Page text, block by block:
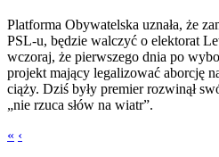
Platforma Obywatelska uznała, że
PSL-u, będzie walczyć o elektorat
wczoraj, że pierwszego dnia po
projekt mający legalizować aborcję
ciąży. Dziś były premier rozwinął
„nie rzuca słów na wiatr”.
« ‹